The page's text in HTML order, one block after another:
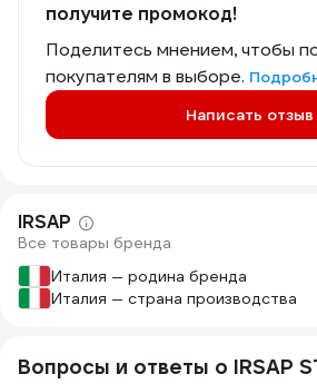
получите промокод!
Поделитесь мнением, чтобы
покупателям в выборе.
Написать отзыв
IRSAP
Все товары бренда
Италия — родина бренда
Италия — страна производства
Вопросы и ответы о IRSAP